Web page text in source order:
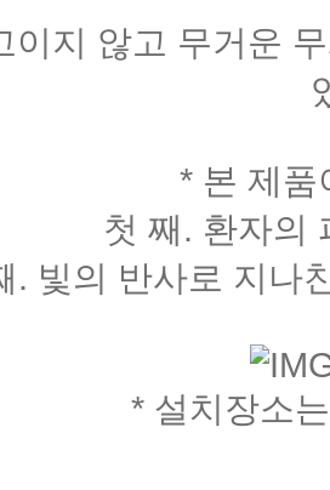
이지 않고 무거운
* 본 제품
첫 째. 환자의
. 빛의 반사로 지나
* 설치장소